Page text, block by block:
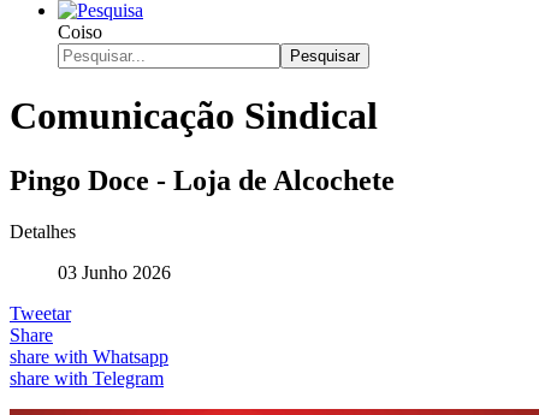
Coiso
Pesquisar
Comunicação Sindical
Pingo Doce - Loja de Alcochete
Detalhes
03 Junho 2026
Tweetar
Share
share with Whatsapp
share with Telegram